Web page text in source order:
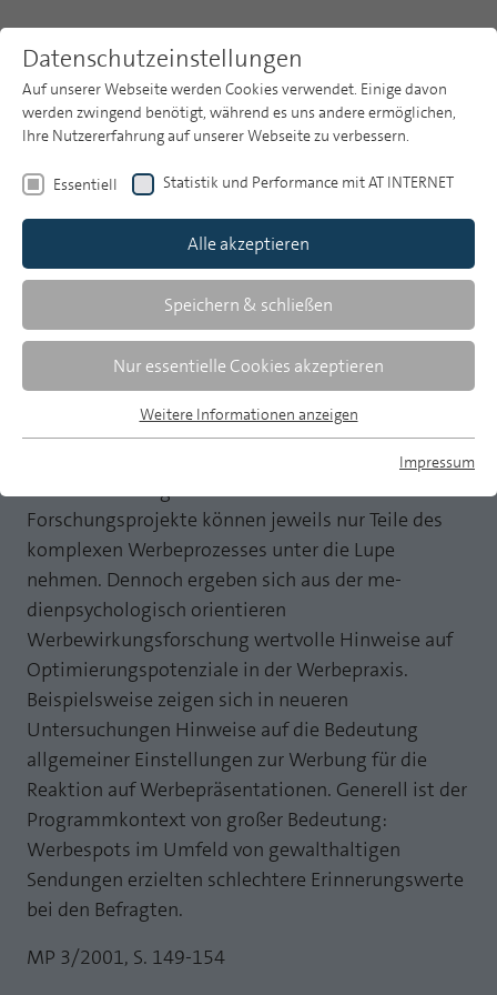
MP auf Mastodon
MP auf LinkedIn
Newsletter
Publikationsarchiv
Heft 3
Aktuelle Ergebnisse der
Werbewirkungsforschung
Ein Problem der Werbewirkungsforschung besteht
Wechselwirkungen bei der Werbekommunikation.
Forschungsprojekte können jeweils nur Teile des
komplexen Werbeprozesses unter die Lupe
nehmen. Dennoch ergeben sich aus der me-
dienpsychologisch orientieren
Werbewirkungsforschung wertvolle Hinweise auf
Optimierungspotenziale in der Werbepraxis.
Beispielsweise zeigen sich in neueren
Untersuchungen Hinweise auf die Bedeutung
allgemeiner Einstellungen zur Werbung für die
Reaktion auf Werbepräsentationen. Generell ist der
Programmkontext von großer Bedeutung:
Werbespots im Umfeld von gewalthaltigen
Sendungen erzielten schlechtere Erinnerungswerte
bei den Befragten.
MP 3/2001, S. 149-154
Datenschutzeinstellungen
Auf unserer Webseite werden Cookies verwendet. Einige davon
werden zwingend benötigt, während es uns andere ermöglichen,
Ihre Nutzererfahrung auf unserer Webseite zu verbessern.
Essentiell Statistik und Performance mit AT INTERNET
Alle akzeptieren
Speichern & schließen
Nur essentielle Cookies akzeptieren
Essentielle Cookies werden für grundlegende Funktionen der
Webseite einwandfrei funktioniert.
Name fe_typo_user
Laufzeit Session
Zweck
Dieses Cookie ist ein Standard-Session-
Cookie von TYPO3. Es speichert im Falle
eines Benutzer-Logins die Session ID
mithilfe derer der eingeloggte User
wiedererkannt wird, um ihm Zugang zu
geschützten Bereichen zu gewähren.
Name PHPSESSID
Cookie-Informationen anzeigen
Statistik und Performance mit AT INTERNET
CROSS-DEVICE ANALYTICS LÖSUNG
Name atidvisitor
Anbieter AT INTERNET
Laufzeit
Cookie von AT INTERNET zur Steuerung der
erweiterten Script- und Ereignisbehandlung
Name
Anbieter
Cookie-Informationen anzeigen
Weitere Informationen anzeigen
Impressum